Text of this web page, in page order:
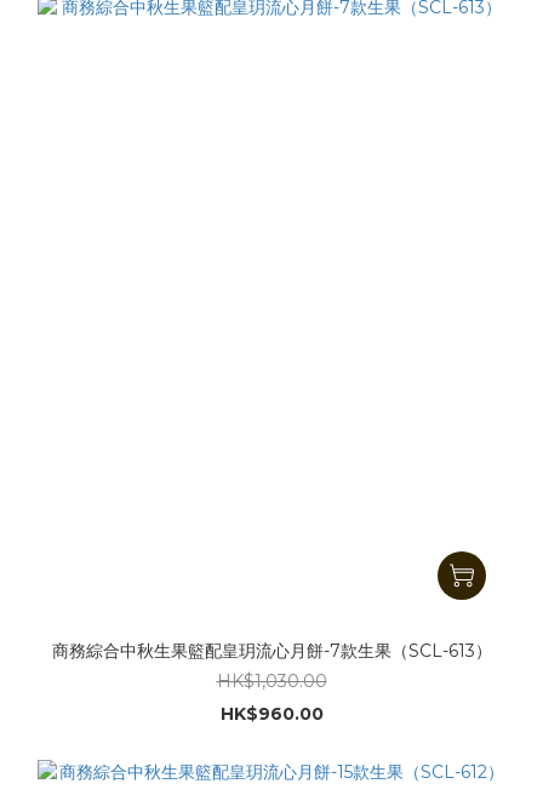
商務綜合中秋生果籃配皇玥流心月餅-7款生果（SCL-613）
HK$1,030.00
HK$960.00